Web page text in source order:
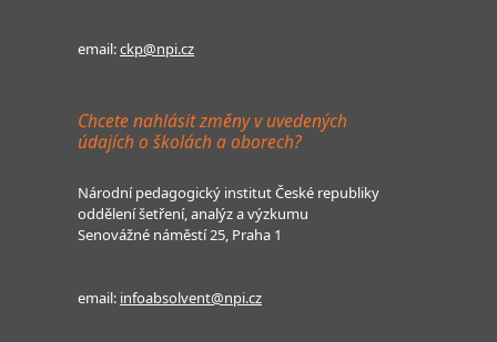
email:ckp@npi.cz
Chcete nahlásit změny v uvedených
údajích o školách a oborech?
Národní pedagogický institut České republiky
oddělení šetření, analýz a výzkumu
Senovážné náměstí 25, Praha 1
email: infoabsolvent@npi.cz